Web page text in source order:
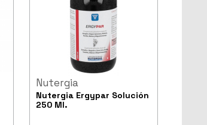
Nutergia
Nutergia Ergypar Solución
250 Ml.